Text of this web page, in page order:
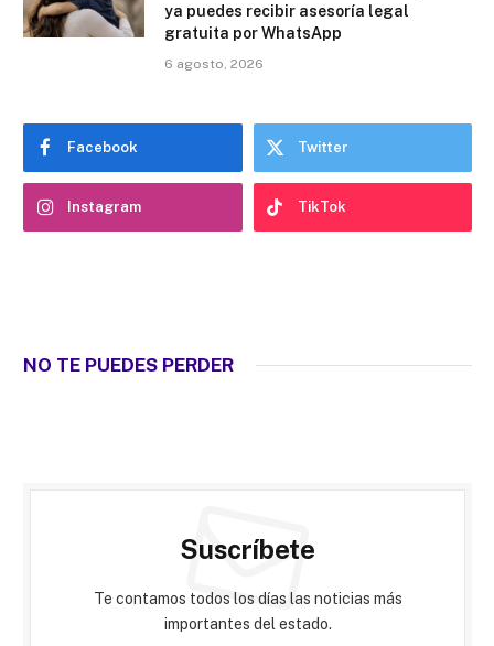
ya puedes recibir asesoría legal
gratuita por WhatsApp
6 agosto, 2026
Facebook Twitter
Instagram TikTok
NO TE PUEDES PERDER
Suscríbete
Te contamos todos los días las noticias más
importantes del estado.